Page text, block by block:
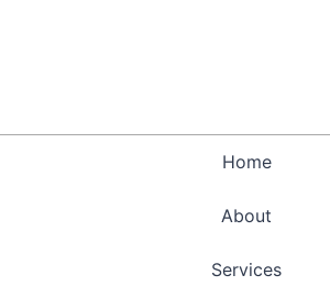
Home
About
Services